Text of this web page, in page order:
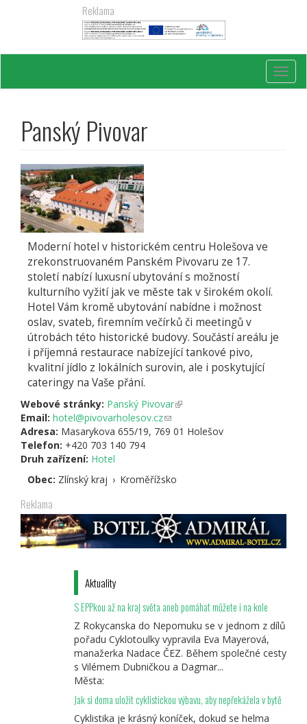
Reklama
Panský Pivovar
Moderní hotel v historickém centru Holešova ve
zrekonstruovaném Panském Pivovaru ze 17.
století nabízí luxusní ubytování s možností
kulturního vyžití jak ve měste tak v širokém okolí.
Hotel Vám kromě ubytování nabídne i možnost
oslav, svateb, firemním večírků či meetingů v
útrobách této historické budovy. Součástí areálu je
i příjemná restaurace nabízející tankové pivo,
kvalitní jídlo z lokálních surovin, ale i poskytující
cateringy na Vaše přání.
Webové stránky: Panský Pivovar(odkaz
externí)
Email: hotel@pivovarholesov.cz(odkaz
odešle
Adresa: Masarykova 655/19, 769 01 Holešov
Telefon: +420 703 140 794
Druh zařízení: Hotel
Obec: Zlínský kraj › Kroměřížsko
Reklama
Aktuality
S EPPkou až na kraj světa aneb pomáhat můžete i na kole
Z Rokycanska do Nepomuku se v jednom z dílů
pořadu Cyklotoulky vypravila Eva Mayerová,
manažerka Nadace ČEZ. Během společné cesty
s Vilémem Dubničkou a Dagmar...
Města:
Jak si doma uložit cyklistickou výbavu, aby nepřekážela v bytě
Cyklistika je krásný koníček, dokud se helma